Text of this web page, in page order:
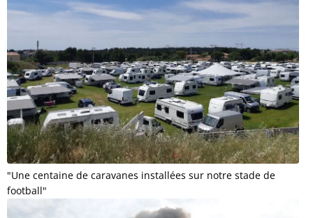
"Une centaine de caravanes installées sur notre stade de
football"